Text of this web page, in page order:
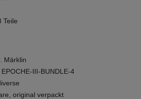
Teile
Märklin
EPOCHE-III-BUNDLE-4
original verpackt